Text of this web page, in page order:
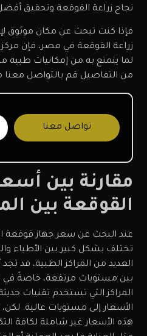
نجاح زراعة القوقعة وتحقيق
فإذا كنت تبحث عن مكان موثوق
زراعة القوقعة في مصر، فإن مركز
لما يتمتع به من إمكانيات طبية
من التفاصيل قم بالتواصل معنا
تواصل معنا
مقارنة بين
القوقعة بين
عند البحث عن سعر جهاز قوقعة
تختلف بشكل كبير بين الأطباء
العديد من المراكز الطبية، قد
بين مستويات مرتفعة، خاصةً في
المراكز التي تستخدم تقنيات
الأسعار إلى مستويات عالية.
هذه الأسعار غير شاملة لكافة